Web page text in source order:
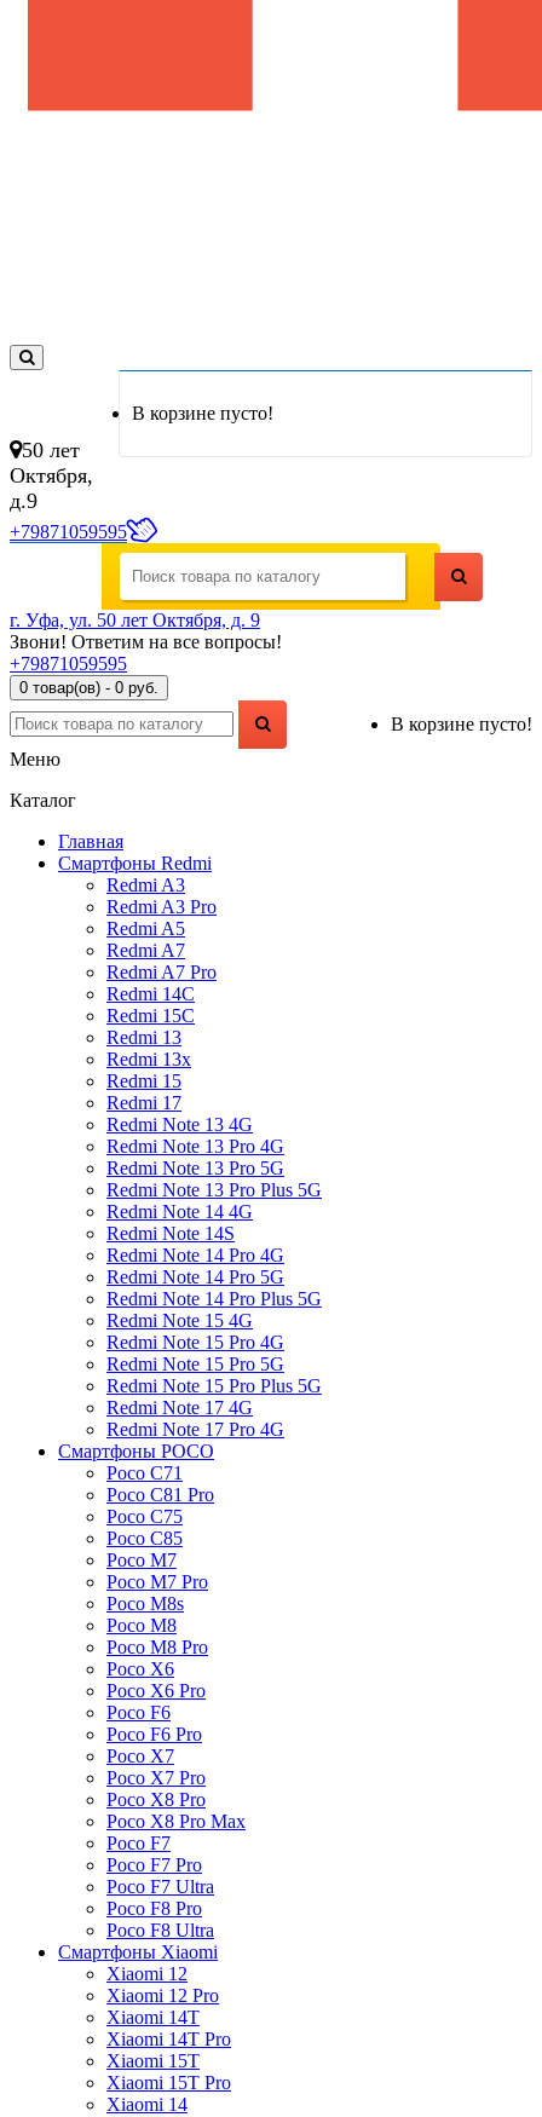
В корзине пусто!
50 лет
Октября,
д.9
+79871059595
г. Уфа, ул. 50 лет Октября, д. 9
Звони! Ответим на все вопросы!
+79871059595
0 товар(ов) - 0 руб.
В корзине пусто!
Меню
Каталог
Главная
Смартфоны Redmi
Redmi A3
Redmi A3 Pro
Redmi A5
Redmi A7
Redmi A7 Pro
Redmi 14C
Redmi 15C
Redmi 13
Redmi 13x
Redmi 15
Redmi 17
Redmi Note 13 4G
Redmi Note 13 Pro 4G
Redmi Note 13 Pro 5G
Redmi Note 13 Pro Plus 5G
Redmi Note 14 4G
Redmi Note 14S
Redmi Note 14 Pro 4G
Redmi Note 14 Pro 5G
Redmi Note 14 Pro Plus 5G
Redmi Note 15 4G
Redmi Note 15 Pro 4G
Redmi Note 15 Pro 5G
Redmi Note 15 Pro Plus 5G
Redmi Note 17 4G
Redmi Note 17 Pro 4G
Смартфоны POCO
Poco C71
Poco C81 Pro
Poco C75
Poco C85
Poco M7
Poco M7 Pro
Poco M8s
Poco M8
Poco M8 Pro
Poco X6
Poco X6 Pro
Poco F6
Poco F6 Pro
Poco X7
Poco X7 Pro
Poco X8 Pro
Poco X8 Pro Max
Poco F7
Poco F7 Pro
Poco F7 Ultra
Poco F8 Pro
Poco F8 Ultra
Смартфоны Xiaomi
Xiaomi 12
Xiaomi 12 Pro
Xiaomi 14T
Xiaomi 14T Pro
Xiaomi 15T
Xiaomi 15T Pro
Xiaomi 14